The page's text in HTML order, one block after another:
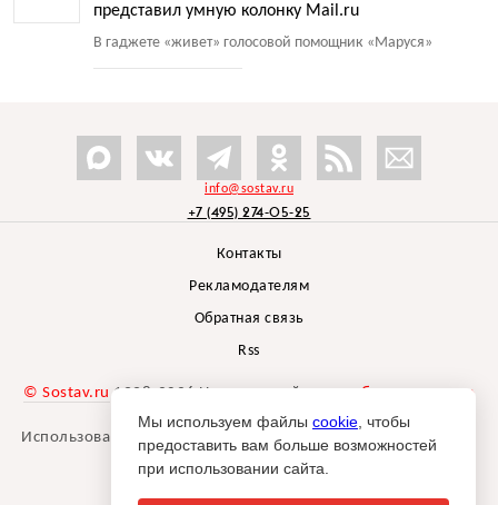
представил умную колонку Mail.ru
В гаджете «живет» голосовой помощник «Маруся»
info@sostav.ru
+7 (495) 274-05-25
Контакты
Рекламодателям
Обратная связь
Rss
© Sostav.ru 1998-2026 Независимый проектбрендингового
агентства Depot
Использование материалов Sostav.ru допустимо только при
указании источника.
Мы используем файлы cookie , чтобы
предоставить вам больше возможностей
при использовании сайта.